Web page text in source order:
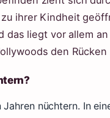
ihrer Kindheit
das liegt vor allem
den
Jahren nüchtern. In